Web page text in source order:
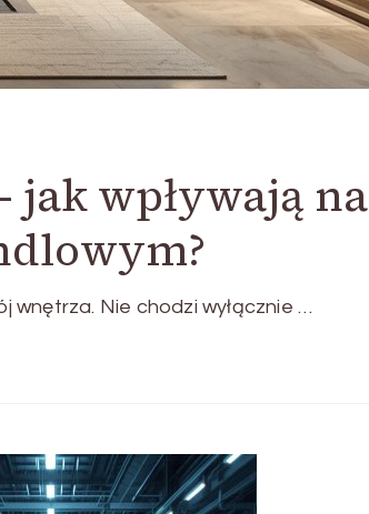
jak wpływają na
wnętrza. Nie chodzi wyłącznie …